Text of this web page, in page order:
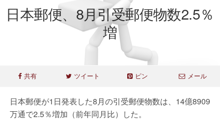
日本郵便、8月引受郵便物数2.5％
増
共有 ツイート ピン メール
日本郵便が1日発表した8月の引受郵便物数は、14億8909
万通で2.5％増加（前年同月比）した。